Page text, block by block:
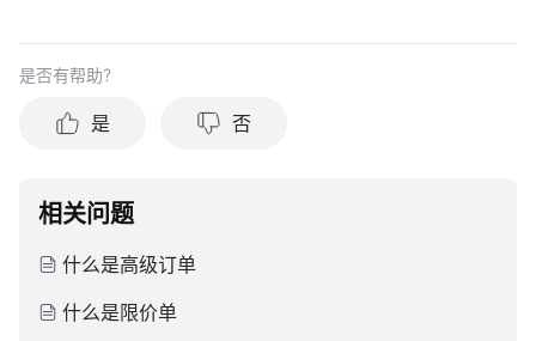
是否有帮助？
是 否
相关问题
什么是高级订单
什么是限价单